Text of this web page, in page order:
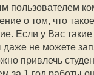
пользователем
о том, что такое
Если у Вас
не можете
привлечь